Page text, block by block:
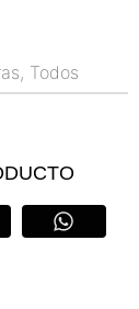
, Todos